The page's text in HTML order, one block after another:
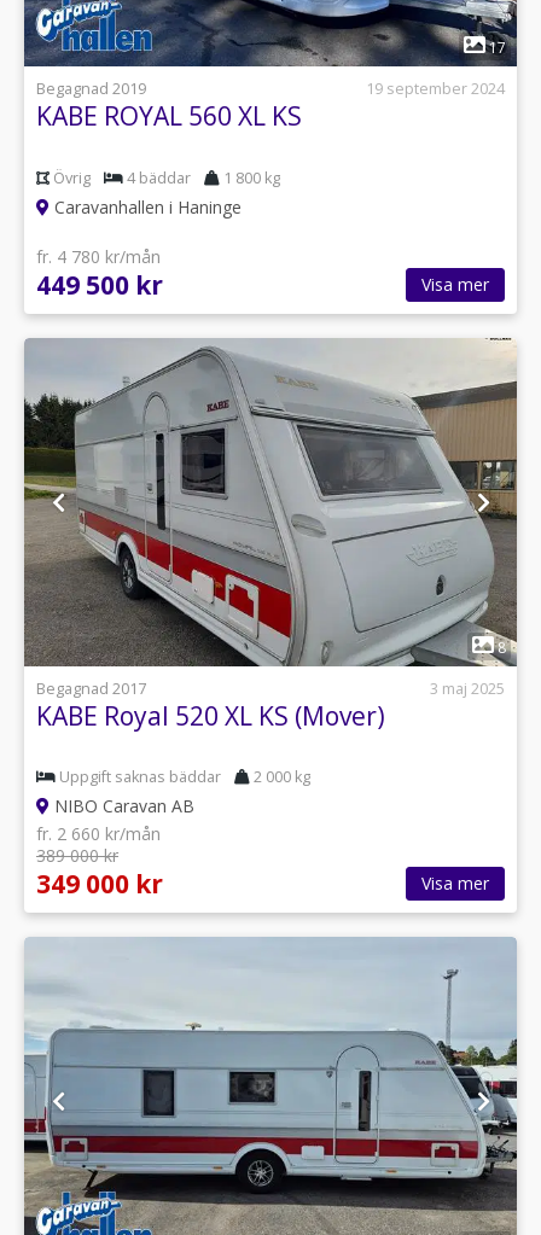
1
17
Begagnad 2019
19 september 2024
KABE ROYAL 560 XL KS
Övrig 4 bäddar 1 800 kg
Caravanhallen i Haninge
fr. 4 780 kr/mån
449 500 kr Visa mer
1
8
Begagnad 2017
3 maj 2025
KABE Royal 520 XL KS (Mover)
Uppgift saknas bäddar 2 000 kg
NIBO Caravan AB
fr. 2 660 kr/mån
389 000 kr
349 000 kr Visa mer